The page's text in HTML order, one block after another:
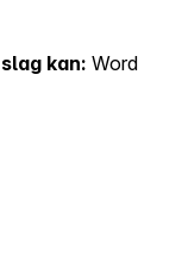
kan: Word